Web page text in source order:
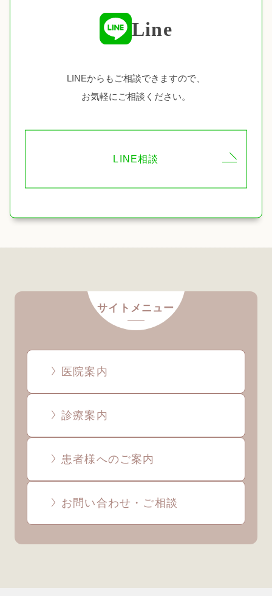
Line
LINEからもご相談できますので、
お気軽にご相談ください。
LINE相談
サイトメニュー
医院案内
診療案内
患者様へのご案内
お問い合わせ・ご相談